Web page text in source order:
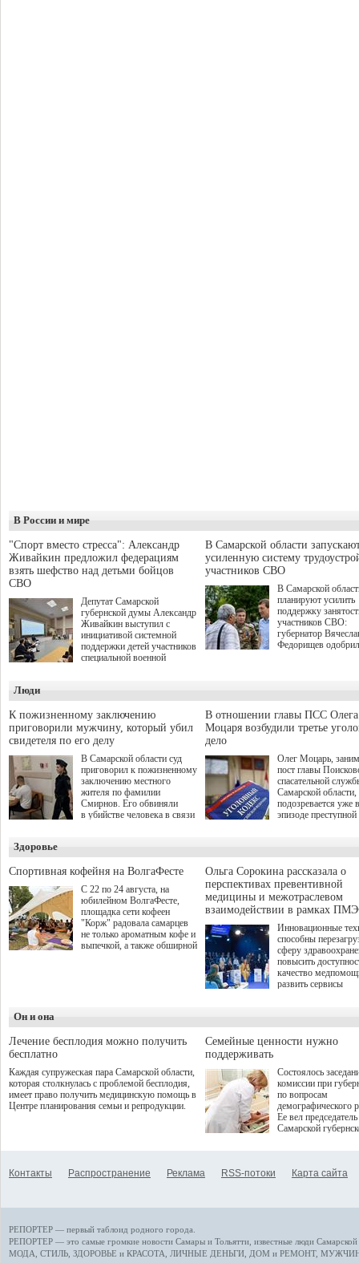
В России и мире
"Спорт вместо стресса": Александр
Живайкин предложил федерациям
взять шефство над детьми бойцов
СВО
Депутат Самарской
губернской думы Александр
Живайкин выступил с
инициативой системной
поддержки детей участников
специальной военной
"Помощь фронту и семьям
участников СВО", которая
прошла в Отрадном 7
августа.
В Самарской области
усиленную систему
участников СВО
В Самарской
планируют усилить
поддержку
участников СВО:
губернатор
Федорищев
на трудоустройство
спокойную
мирной жизни.
Люди
К пожизненному заключению
приговорили мужчину, который убил
свидетеля по его делу
В Самарской области суд
приговорил к пожизненному
заключению местного
жителя по фамилии
Смирнов. Его обвиняли
в убийстве человека в связи
В отношении главы ПСС Олега
Моцаря возбудили третье
дело
Олег Моцарь,
пост главы
спасательной
Самарской области,
подозревается уже
эпизоде преступной
а сам он
Здоровье
Спортивная кофейня на ВолгаФесте
С 22 по 24 августа, на
юбилейном ВолгаФесте,
площадка сети кофеен
"Корж" радовала самарцев
не только ароматным кофе и
выпечкой, а также обширной
Ольга Сорокина рассказала о
перспективах превентивной
медицины и межотраслевом
взаимодействии в рамках
Инновационные
способны
сферу
повысить
качество
развить сервисы
определенными
К ним можно
возникающие при
данными
более динамичного
проникновения
сегмент
отраслевое
рассказала Ольга
ходе сессии
качества жизни" в
ПМЭФ 2025. В
Он и она
Лечение бесплодия можно получить
бесплатно
Каждая супружеская пара Самарской области,
которая столкнулась с проблемой бесплодия,
имеет право получить медицинскую помощь в
Центре планирования семьи и репродукции.
Семейные ценности нужно
поддерживать
Состоялось
комиссии при
по вопросам
демографического
Ее вел председатель
Самарской
Контакты Распространение Реклама RSS-потоки Карта сайта
РЕПОРТЕР — первый таблоид родного города.
РЕПОРТЕР — это самые громкие новости Самары и Тольятти, известные люди
МОДА, СТИЛЬ ЗДОРОВЬЕ и КРАСОТА ЛИЧНЫЕ ДЕНЬГИ ДОМ и РЕМОНТ,